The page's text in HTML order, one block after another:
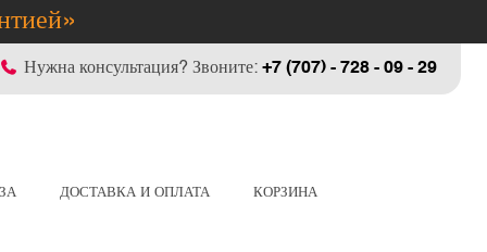
Нужна консультация? Звоните: +7 (707) - 728 - 09 - 29
ДОСТАВКА И ОПЛАТА КОРЗИНА